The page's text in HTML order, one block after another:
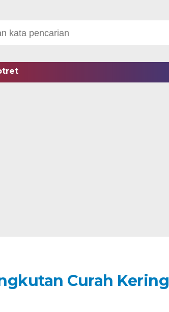
Curah Kering